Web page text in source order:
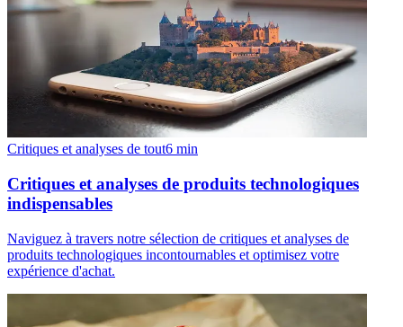
Critiques et analyses de tout6 min
Critiques et analyses de produits technologiques
indispensables
Naviguez à travers notre sélection de critiques et analyses de
produits technologiques incontournables et optimisez votre
expérience d'achat.